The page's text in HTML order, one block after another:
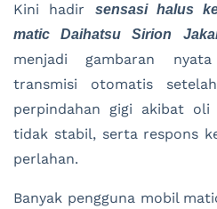
Kini hadir sensasi halus
matic Daihatsu Sirion
menjadi gambaran
transmisi otomatis
perpindahan gigi akibat
tidak stabil, serta respons
perlahan.
Banyak pengguna mobil